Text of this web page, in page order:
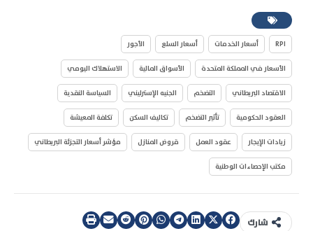
RPI أسعار الخدمات أسعار السلع الأجور
الأسعار في المملكة المتحدة الأسواق المالية الاستهلاك اليومي
الاقتصاد البريطاني التضخم الجنيه الإسترليني السياسة النقدية
العقود الحكومية تأثير التضخم تكاليف السكن تكلفة المعيشة
زيادات الإيجار عقود العمل قروض المنازل مؤشر أسعار التجزئة البريطاني
مكتب الإحصاءات الوطنية
شارك